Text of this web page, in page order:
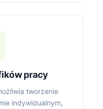
pracy
tworzenie
indywidualnym,